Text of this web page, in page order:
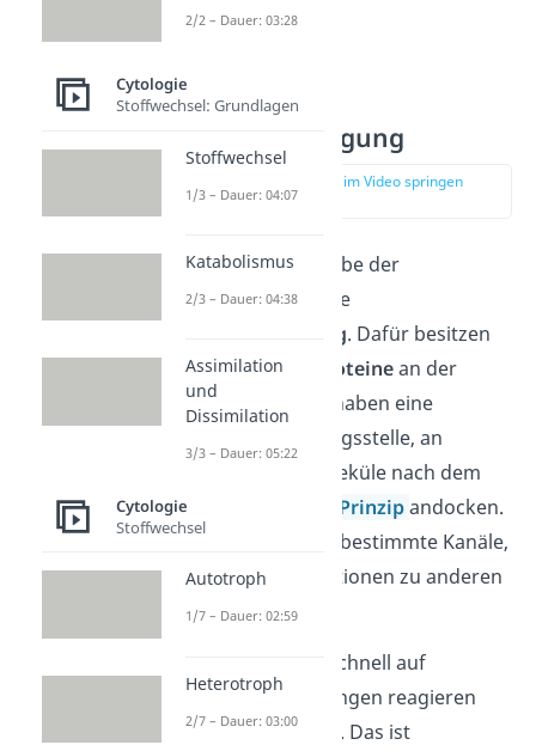
Signalübertragung
zur Stelle im Video springen
(04:37)
Eine weitere Aufgabe der
Zellmembran ist die
Signalübertragung. Dafür besitzen
ZellenRezeptorproteinean der
Zellmembran. Sie haben eine
spezifische Bindungsstelle, an
welcher Signalmoleküle nach dem
Schlüssel-Schloss-Prinzipandocken.
Das Binden öffnet bestimmte Kanäle,
durch die Informationen zu anderen
Zellen gelangen.
So kann die Zelle schnell auf
Umweltveränderungen reagieren
und sich anpassen. Das ist
2/2 – Dauer: 03:28
Cytologie
Stoffwechsel: Grundlagen
Stoffwechsel
1/3 – Dauer: 04:07
Katabolismus
2/3 – Dauer: 04:38
Assimilation
und
Dissimilation
3/3 – Dauer: 05:22
Cytologie
Stoffwechsel
Autotroph
1/7 – Dauer: 02:59
Heterotroph
2/7 – Dauer: 03:00